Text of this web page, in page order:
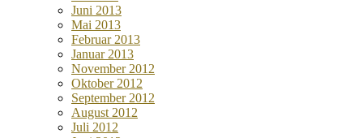
Juni 2013
Mai 2013
Februar 2013
Januar 2013
November 2012
Oktober 2012
September 2012
August 2012
Juli 2012